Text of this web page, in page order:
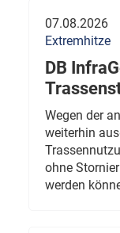
07.08.2026
Extremhitze
DB
Wegen der
weiterhin
ohne
werden